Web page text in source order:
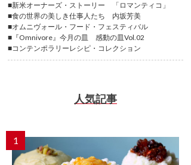
■新米オーナーズ・ストーリー 「ロマンティコ」
■食の世界の美しき仕事人たち 内坂芳美
■オムニヴォール・フード・フェスティバル
■『Omnivore』今月の皿 感動の皿Vol.02
■コンテンポラリーレシピ・コレクション
人気記事
1